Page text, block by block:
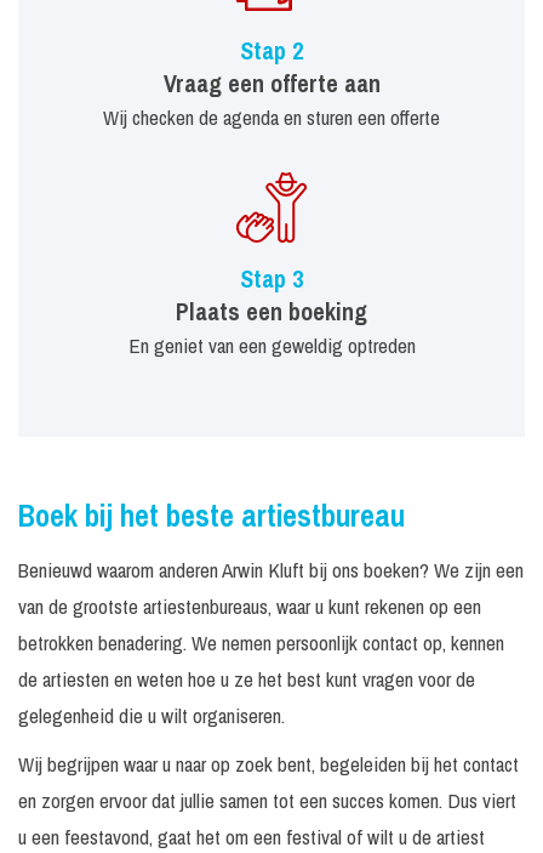
Stap 2
Vraag een offerte aan
Wij checken de agenda en sturen een offerte
Stap 3
Plaats een boeking
En geniet van een geweldig optreden
Boek bij het beste artiestbureau
Benieuwd waarom anderen Arwin Kluft bij ons boeken? We zijn een
van de grootste artiestenbureaus, waar u kunt rekenen op een
betrokken benadering. We nemen persoonlijk contact op, kennen
de artiesten en weten hoe u ze het best kunt vragen voor de
gelegenheid die u wilt organiseren.
Wij begrijpen waar u naar op zoek bent, begeleiden bij het contact
en zorgen ervoor dat jullie samen tot een succes komen. Dus viert
u een feestavond, gaat het om een festival of wilt u de artiest